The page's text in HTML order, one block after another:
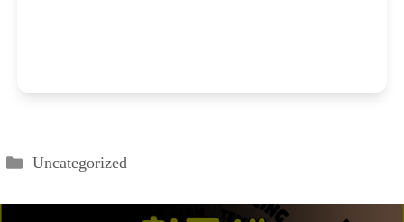
카
고
Uncategorized